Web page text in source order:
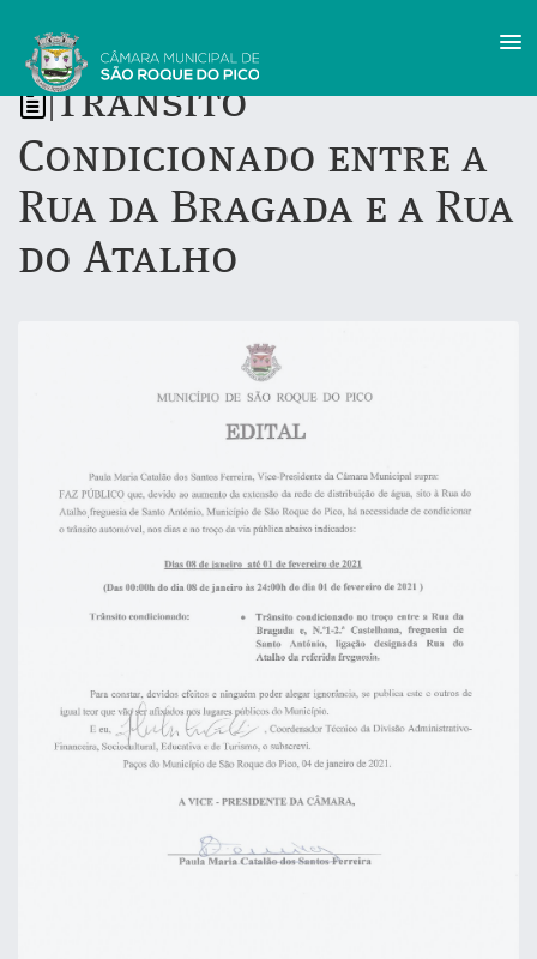
Trânsito
Condicionado entre a
Rua da Bragada e a Rua
do Atalho